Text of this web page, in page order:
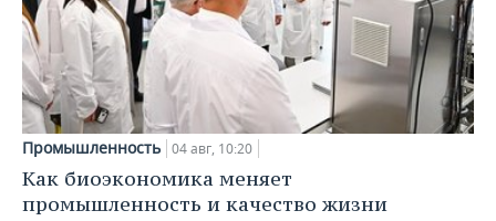
Промышленность 04 авг, 10:20
Как биоэкономика меняет
промышленность и качество жизни